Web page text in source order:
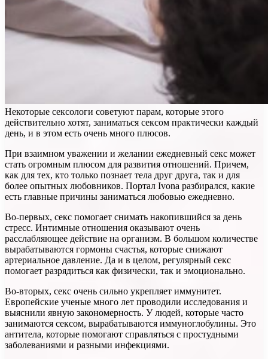
Некоторые сексологи советуют парам, которые этого
действительно хотят, заниматься сексом практически каждый
день, и в этом есть очень много плюсов.
При взаимном уважении и желании ежедневный секс может
стать огромным плюсом для развития отношений. Причем,
как для тех, кто только познает тела друг друга, так и для
более опытных любовников. Портал Ivona разбирался, какие
есть главные причины заниматься любовью ежедневно.
Во-первых, секс помогает снимать накопившийся за день
стресс. Интимные отношения оказывают очень
расслабляющее действие на организм. В большом количестве
вырабатываются гормоны счастья, которые снижают
артериальное давление. Да и в целом, регулярный секс
помогает разрядиться как физически, так и эмоционально.
Во-вторых, секс очень сильно укрепляет иммунитет.
Европейские ученые много лет проводили исследования и
выяснили явную закономерность. У людей, которые часто
занимаются сексом, вырабатываются иммуноглобулины. Это
антитела, которые помогают справляться с простудными
заболеваниями и разными инфекциями.